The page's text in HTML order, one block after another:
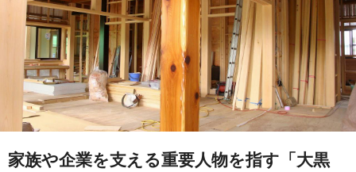
家族や企業を支える重要人物を指す「大黒